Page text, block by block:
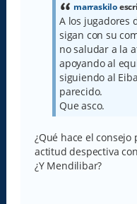
marraskilo
A los jugadores
sigan con su
no saludar a la
apoyando al
siguiendo al
parecido.
Que asco.
¿Qué hace el
actitud despectiva
¿Y Mendilibar?